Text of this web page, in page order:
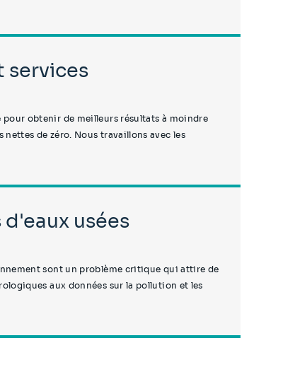
services
obtenir de meilleurs résultats à moindre
de zéro. Nous travaillons avec les
usées
sont un problème critique qui attire de
aux données sur la pollution et les